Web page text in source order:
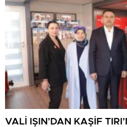
VALİ IŞIN’DAN KAŞİF